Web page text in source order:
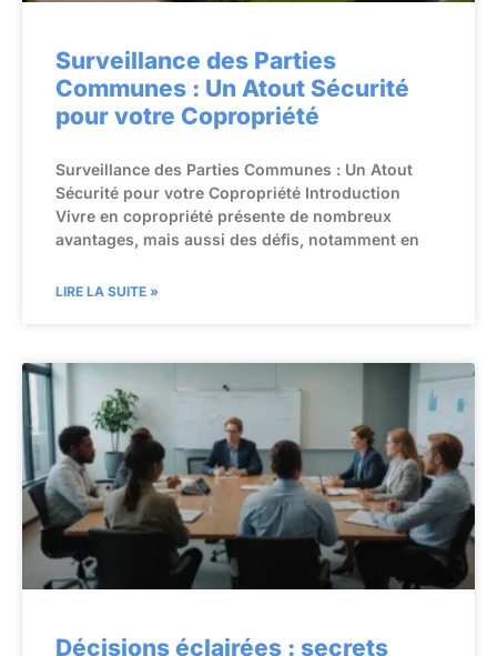
Surveillance des Parties
Communes : Un Atout Sécurité
pour votre Copropriété
Surveillance des Parties Communes : Un Atout
Sécurité pour votre Copropriété Introduction
Vivre en copropriété présente de nombreux
avantages, mais aussi des défis, notamment en
LIRE LA SUITE »
Décisions éclairées : secrets